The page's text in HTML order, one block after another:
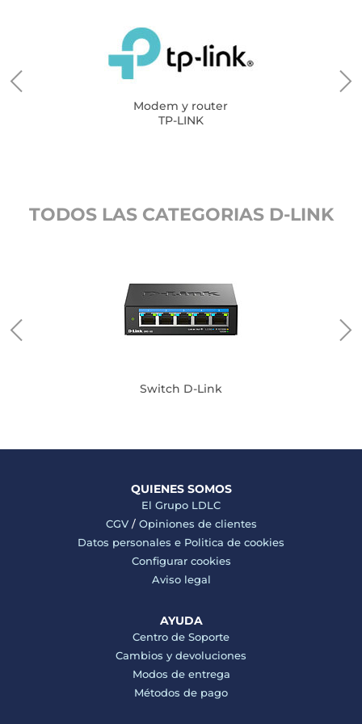
Modem y router
TP-LINK
TODOS LAS CATEGORIAS D-LINK
Switch D-Link
QUIENES SOMOS
El Grupo LDLC
CGV/ Opiniones de clientes
Datos personales e Politica de cookies
Configurar cookies
Aviso legal
AYUDA
Centro de Soporte
Cambios y devoluciones
Modos de entrega
Métodos de pago